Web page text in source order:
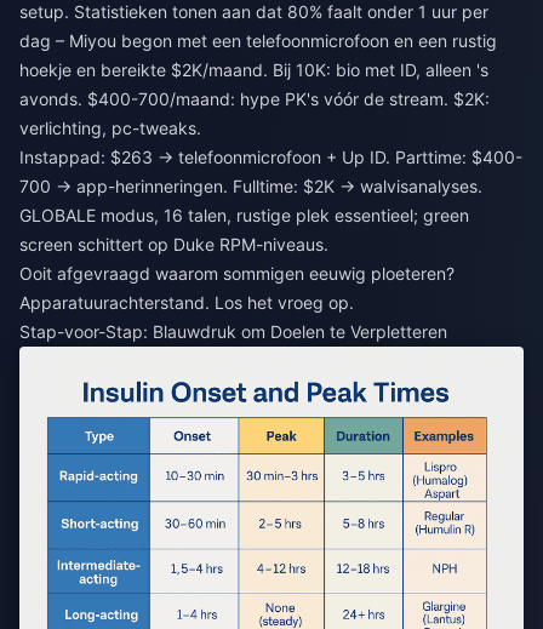
setup. Statistieken tonen aan dat 80% faalt onder 1 uur per
dag – Miyou begon met een telefoonmicrofoon en een rustig
hoekje en bereikte $2K/maand. Bij 10K: bio met ID, alleen 's
avonds. $400-700/maand: hype PK's vóór de stream. $2K:
verlichting, pc-tweaks.
Instappad: $263 → telefoonmicrofoon + Up ID. Parttime: $400-
700 → app-herinneringen. Fulltime: $2K → walvisanalyses.
GLOBALE modus, 16 talen, rustige plek essentieel; green
screen schittert op Duke RPM-niveaus.
Ooit afgevraagd waarom sommigen eeuwig ploeteren?
Apparatuurachterstand. Los het vroeg op.
Stap-voor-Stap: Blauwdruk om Doelen te Verpletteren